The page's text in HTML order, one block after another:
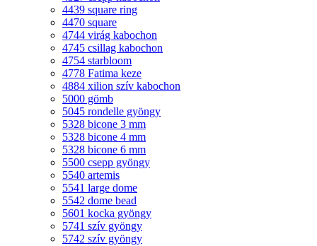
4439 square ring
4470 square
4744 virág kabochon
4745 csillag kabochon
4754 starbloom
4778 Fatima keze
4884 xilion szív kabochon
5000 gömb
5045 rondelle gyöngy
5328 bicone 3 mm
5328 bicone 4 mm
5328 bicone 6 mm
5500 csepp gyöngy
5540 artemis
5541 large dome
5542 dome bead
5601 kocka gyöngy
5741 szív gyöngy
5742 szív gyöngy